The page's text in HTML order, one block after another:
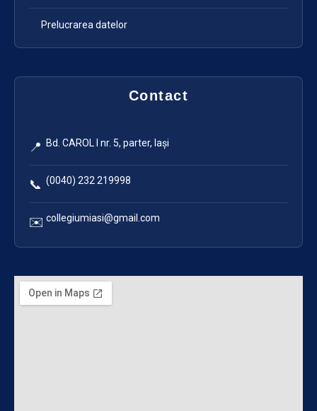
Prelucrarea datelor
Contact
📍 Bd. CAROL I nr. 5, parter, Iași
📞 (0040) 232 219998
✉️ collegiumiasi@gmail.com